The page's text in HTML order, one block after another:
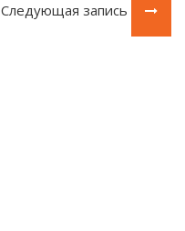
Следующая запись